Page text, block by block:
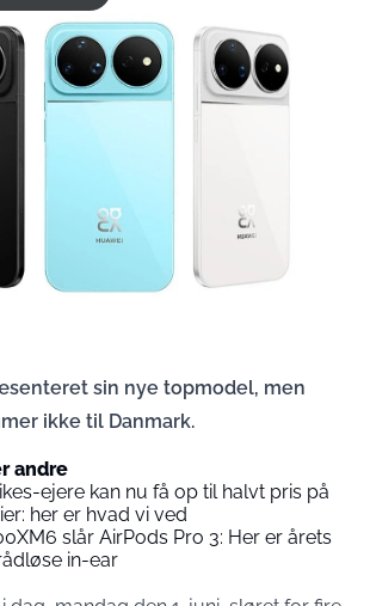
sin nye topmodel, men
ikke til Danmark.
andre
ejere kan nu få op til halvt pris på
her er hvad vi ved
slår AirPods Pro 3: Her er årets
in-ear